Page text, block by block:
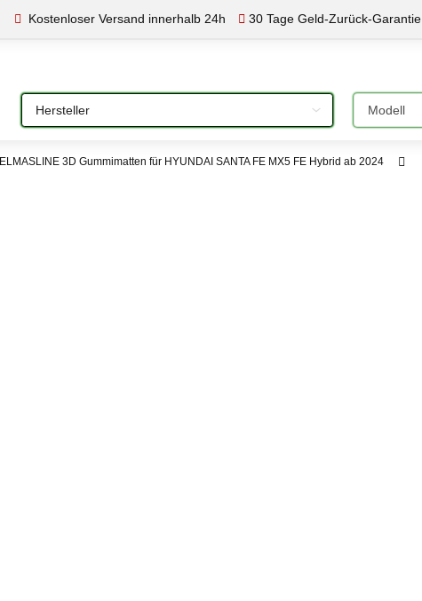
Kostenloser Versand innerhalb 24h 30 Tage Geld-Zurück-Garantie
Bitte auswählen
ELMASLINE 3D Gummimatten für HYUNDAI SANTA FE MX5 FE Hybrid ab 2024